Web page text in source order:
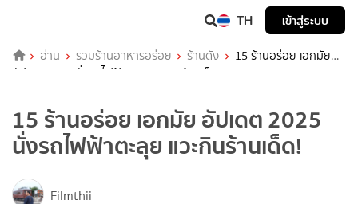
TH เข้าสู่ระบบ
อ่าน รวมร้านอาหารอร่อย ร้านดัง
15 ร้านอร่อย เอกมัย
อัปเดต 2025 นั่งรถไฟฟ้าตะลุย แวะกินร้านเด็ด!
15 ร้านอร่อย เอกมัย อัปเดต 2025
นั่งรถไฟฟ้าตะลุย แวะกินร้านเด็ด!
Filmthii